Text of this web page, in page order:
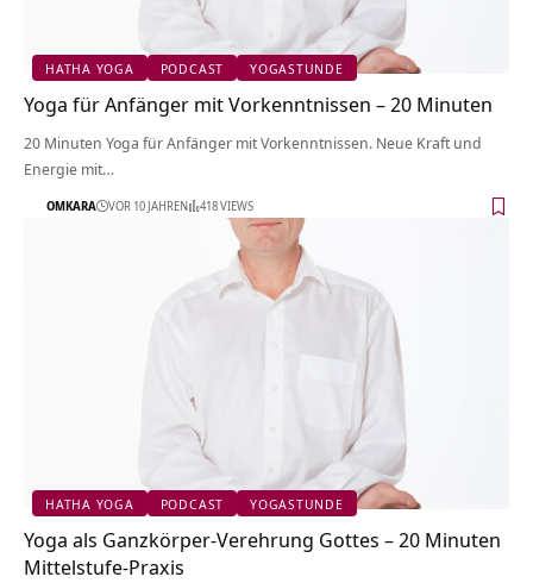
HATHA YOGA PODCAST YOGASTUNDE
Yoga für Anfänger mit Vorkenntnissen – 20 Minuten
20 Minuten Yoga für Anfänger mit Vorkenntnissen. Neue Kraft und
Energie mit…
OMKARA VOR 10 JAHREN 418 VIEWS
HATHA YOGA PODCAST YOGASTUNDE
Yoga als Ganzkörper-Verehrung Gottes – 20 Minuten
Mittelstufe-Praxis